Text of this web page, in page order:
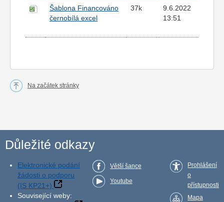
Šablona Financováno
černobílá excel
37k
9.6.2022
13:51
Na začátek stránky
Důležité odkazy
Elektronické podání
žádosti o podporu
(IS KP21+)
Související weby:
Větší šance
Youtube
Prohlášení
o
přístupnosti
Mapa